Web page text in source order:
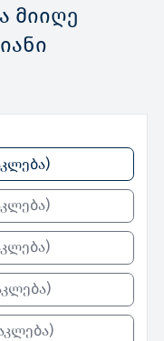
მიიღე
)
)
)
)
)